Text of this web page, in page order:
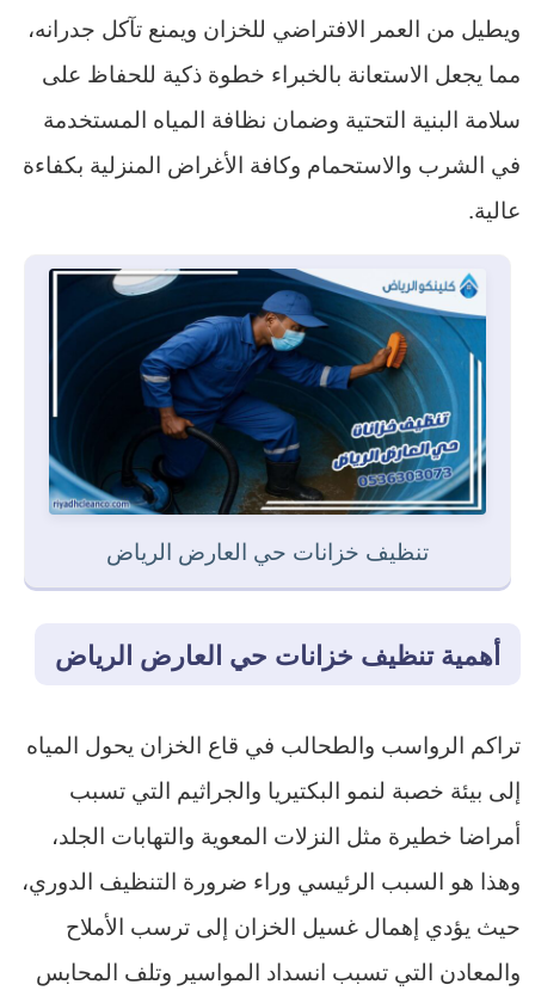
ويطيل من العمر الافتراضي للخزان ويمنع تآكل جدرانه،
مما يجعل الاستعانة بالخبراء خطوة ذكية للحفاظ على
سلامة البنية التحتية وضمان نظافة المياه المستخدمة
في الشرب والاستحمام وكافة الأغراض المنزلية بكفاءة
عالية.
تنظيف خزانات حي العارض الرياض
أهمية تنظيف خزانات حي العارض الرياض
تراكم الرواسب والطحالب في قاع الخزان يحول المياه
إلى بيئة خصبة لنمو البكتيريا والجراثيم التي تسبب
أمراضا خطيرة مثل النزلات المعوية والتهابات الجلد،
وهذا هو السبب الرئيسي وراء ضرورة التنظيف الدوري،
حيث يؤدي إهمال غسيل الخزان إلى ترسب الأملاح
والمعادن التي تسبب انسداد المواسير وتلف المحابس